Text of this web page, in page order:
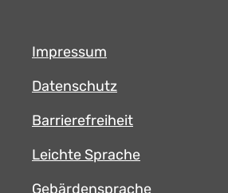
Impressum
Datenschutz
Barrierefreiheit
Leichte Sprache
Gebärdensprache